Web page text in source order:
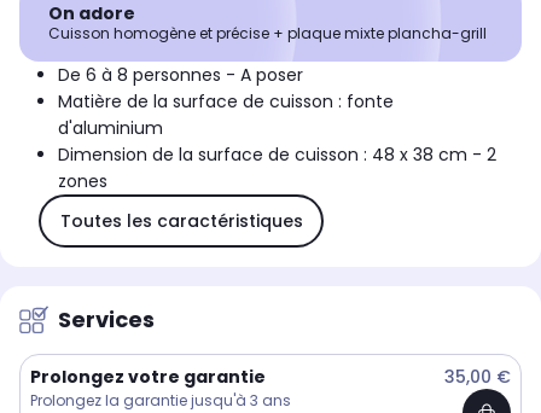
On adore
Cuisson homogène et précise + plaque mixte plancha-grill
De 6 à 8 personnes - A poser
Matière de la surface de cuisson : fonte
d'aluminium
Dimension de la surface de cuisson : 48 x 38 cm - 2
zones
Toutes les caractéristiques
Services
Prolongez votre garantie 35,00 €
Prolongez la garantie jusqu'à 3 ans